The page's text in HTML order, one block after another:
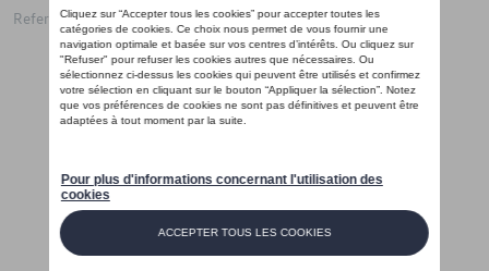
Referentie: 3B4069601 287